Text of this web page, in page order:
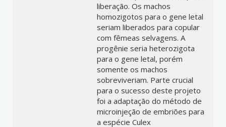
liberação. Os machos
homozigotos para o gene letal
seriam liberados para copular
com fêmeas selvagens. A
progênie seria heterozigota
para o gene letal, porém
somente os machos
sobreviveriam. Parte crucial
para o sucesso deste projeto
foi a adaptação do método de
microinjeção de embriões para
a espécie Culex